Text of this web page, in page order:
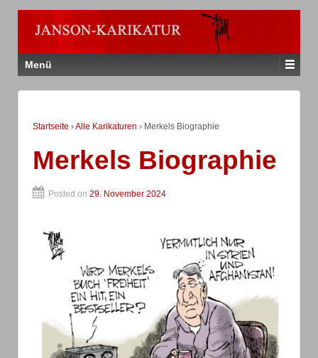
Menü
Startseite ›Alle Karikaturen › Merkels Biographie
Merkels Biographie
Posted on 29. November 2024